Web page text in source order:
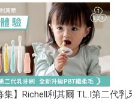
集】Richell利其爾 T.L.I第二代乳